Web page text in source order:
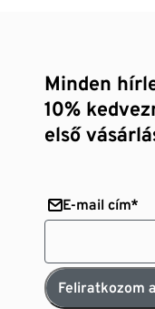
Minden
10%
első
E-mail cím*
Feliratkozom